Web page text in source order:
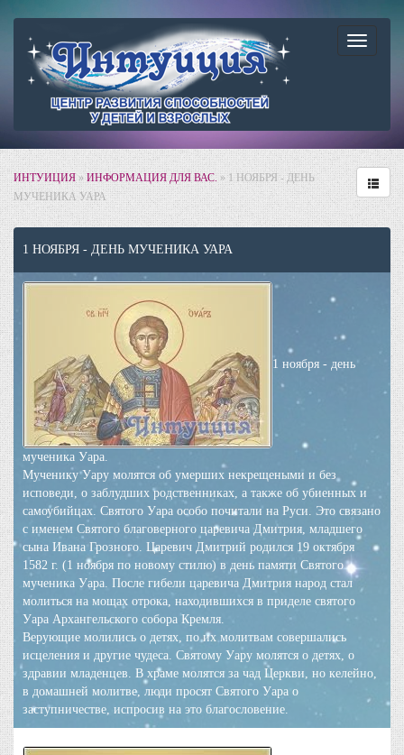
ИНТУИЦИЯ»ИНФОРМАЦИЯ ДЛЯ ВАС.» 1 НОЯБРЯ - ДЕНЬ
МУЧЕНИКА УАРА
1 НОЯБРЯ - ДЕНЬ МУЧЕНИКА УАРА
1 ноября - день
мученика Уара.
Мученику Уару молятся об умерших некрещеными и без
исповеди, о заблудших родственниках, а также об убиенных и
самоубийцах. Святого Уара особо почитали на Руси. Это связано
с именем Святого благоверного царевича Дмитрия, младшего
сына Ивана Грозного. Царевич Дмитрий родился 19 октября
1582 г. (1 ноября по новому стилю) в день памяти Святого
мученика Уара. После гибели царевича Дмитрия народ стал
молиться на мощах отрока, находившихся в приделе святого
Уара Архангельского собора Кремля.
Верующие молились о детях, по их молитвам совершались
исцеления и другие чудеса. Святому Уару молятся о детях, о
здравии младенцев. В храме молятся за чад Церкви, но келейно,
в домашней молитве, люди просят Святого Уара о
заступничестве, испросив на это благословение.